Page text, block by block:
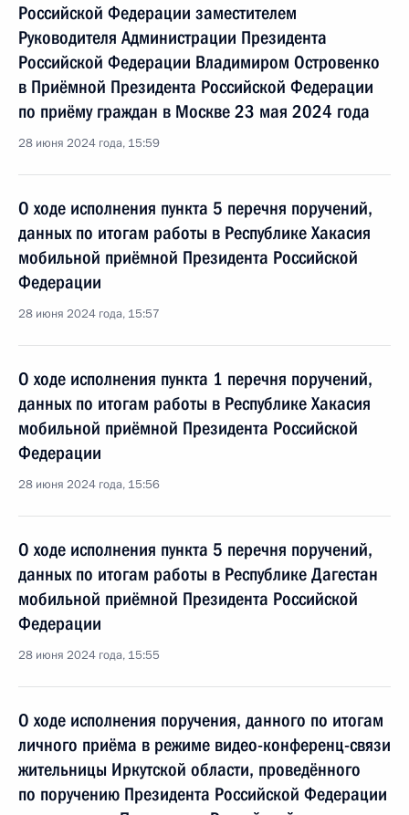
Российской Федерации заместителем
Руководителя Администрации Президента
Российской Федерации Владимиром Островенко
в Приёмной Президента Российской Федерации
по приёму граждан в Москве 23 мая 2024 года
28 июня 2024 года, 15:59
О ходе исполнения пункта 5 перечня поручений,
данных по итогам работы в Республике Хакасия
мобильной приёмной Президента Российской
Федерации
28 июня 2024 года, 15:57
О ходе исполнения пункта 1 перечня поручений,
данных по итогам работы в Республике Хакасия
мобильной приёмной Президента Российской
Федерации
28 июня 2024 года, 15:56
О ходе исполнения пункта 5 перечня поручений,
данных по итогам работы в Республике Дагестан
мобильной приёмной Президента Российской
Федерации
28 июня 2024 года, 15:55
О ходе исполнения поручения, данного по итогам
личного приёма в режиме видео-конференц-связи
жительницы Иркутской области, проведённого
по поручению Президента Российской Федерации